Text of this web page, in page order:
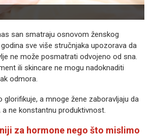
san smatraju osnovom ženskog
sve više stručnjaka upozorava da
ne može posmatrati odvojeno od sna.
ili skincare ne mogu nadoknaditi
odmora.
a mnoge žene zaboravljaju da
ne konstantnu produktivnost.
za hormone nego što mislimo